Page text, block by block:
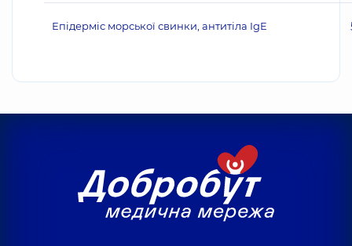
Епідерміс морської свинки, антитіла IgE